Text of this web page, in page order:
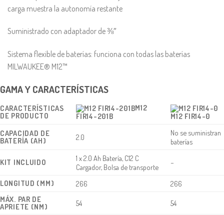
carga muestra la autonomía restante
Suministrado con adaptador de ⅜″
Sistema flexible de baterías: funciona con todas las baterías
MILWAUKEE® M12™
GAMA Y CARACTERÍSTICAS
CARACTERÍSTICAS
DE PRODUCTO
M12
FIR14-201B
M12 FIR14-0
CAPACIDAD DE
BATERÍA (AH)
2.0
No se suministran
baterías
KIT INCLUIDO
1 x 2.0 Ah Batería, C12 C
Cargador, Bolsa de transporte
−
LONGITUD (MM) 266
266
MÁX. PAR DE
APRIETE (NM)
54 54